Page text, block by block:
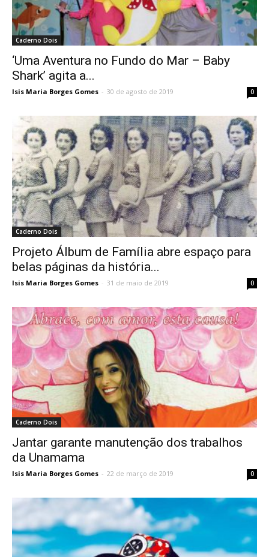
Caderno Dois
‘Uma Aventura no Fundo do Mar – Baby
Shark’ agita a...
Isis Maria Borges Gomes - 30 de agosto de 2019 0
Caderno Dois
Projeto Álbum de Família abre espaço para
belas páginas da história...
Isis Maria Borges Gomes - 31 de maio de 2019 0
Caderno Dois
Jantar garante manutenção dos trabalhos
da Unamama
Isis Maria Borges Gomes - 22 de março de 2019 0